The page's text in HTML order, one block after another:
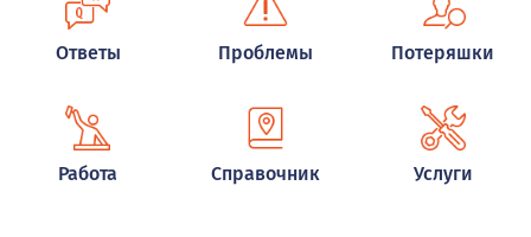
Ответы Проблемы Потеряшки
Работа Справочник Услуги